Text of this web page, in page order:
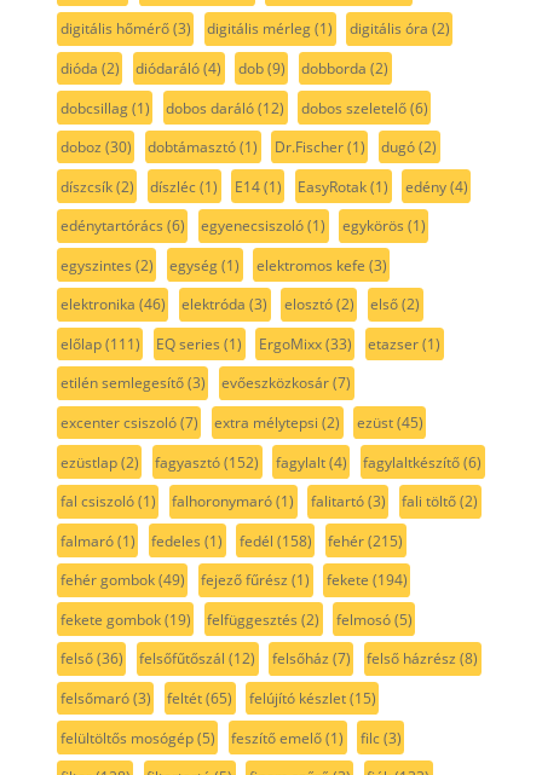
digitális hőmérő(3) digitális mérleg(1) digitális óra (2)
dióda (2) diódaráló(4) dob(9) dobborda (2)
dobcsillag(1) dobos daráló(12) dobos szeletelő(6)
doboz (30) dobtámasztó(1) Dr.Fischer(1) dugó(2)
díszcsík(2) díszléc(1) E14(1) EasyRotak(1) edény(4)
edénytartórács (6) egyenecsiszoló(1) egykörös (1)
egyszintes (2) egység(1) elektromos kefe (3)
elektronika (46) elektróda (3) elosztó(2) első(2)
előlap(111) EQ series (1) ErgoMixx(33) etazser(1)
etilén semlegesítő(3) evőeszközkosár(7)
excenter csiszoló(7) extra mélytepsi (2) ezüst(45)
ezüstlap(2) fagyasztó(152) fagylalt(4) fagylaltkészítő(6)
fal csiszoló(1) falhoronymaró(1) falitartó(3) fali töltő(2)
falmaró(1) fedeles (1) fedél (158) fehér(215)
fehér gombok(49) fejező fűrész (1) fekete (194)
fekete gombok(19) felfüggesztés (2) felmosó(5)
felső(36) felsőfűtőszál (12) felsőház (7) felső házrész (8)
felsőmaró(3) feltét(65) felújító készlet(15)
felültöltős mosógép(5) feszítő emelő(1) filc(3)